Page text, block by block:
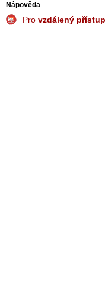
Nápověda
Pro vzdálený přístup